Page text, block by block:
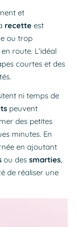
et
recette est
ou trop
en route. L’idéal
courtes et des
ni temps de
peuvent
des petites
minutes. En
en ajoutant
ou des smarties,
de réaliser une